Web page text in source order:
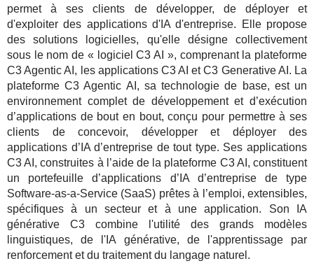
permet à ses clients de développer, de déployer et
d'exploiter des applications d'IA d'entreprise. Elle propose
des solutions logicielles, qu'elle désigne collectivement
sous le nom de « logiciel C3 AI », comprenant la plateforme
C3 Agentic AI, les applications C3 AI et C3 Generative AI. La
plateforme C3 Agentic AI, sa technologie de base, est un
environnement complet de développement et d’exécution
d’applications de bout en bout, conçu pour permettre à ses
clients de concevoir, développer et déployer des
applications d’IA d’entreprise de tout type. Ses applications
C3 AI, construites à l’aide de la plateforme C3 AI, constituent
un portefeuille d’applications d’IA d’entreprise de type
Software-as-a-Service (SaaS) prêtes à l’emploi, extensibles,
spécifiques à un secteur et à une application. Son IA
générative C3 combine l'utilité des grands modèles
linguistiques, de l'IA générative, de l'apprentissage par
renforcement et du traitement du langage naturel.